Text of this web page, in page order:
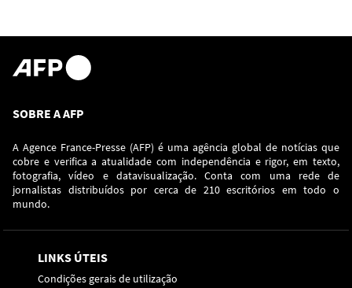
SOBRE A AFP
A Agence France-Presse (AFP) é uma agência global de notícias que
cobre e verifica a atualidade com independência e rigor, em texto,
fotografia, vídeo e datavisualização. Conta com uma rede de
jornalistas distribuídos por cerca de 210 escritórios em todo o
mundo.
LINKS ÚTEIS
Condições gerais de utilização